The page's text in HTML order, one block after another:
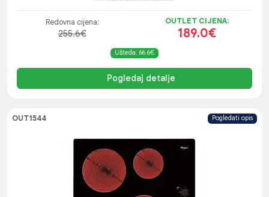
Redovna cijena:
255.6€
OUTLET CIJENA:
189.0€
Ušteda: 66.6€
Pogledaj detalje
OUT1544 Pogledati opis